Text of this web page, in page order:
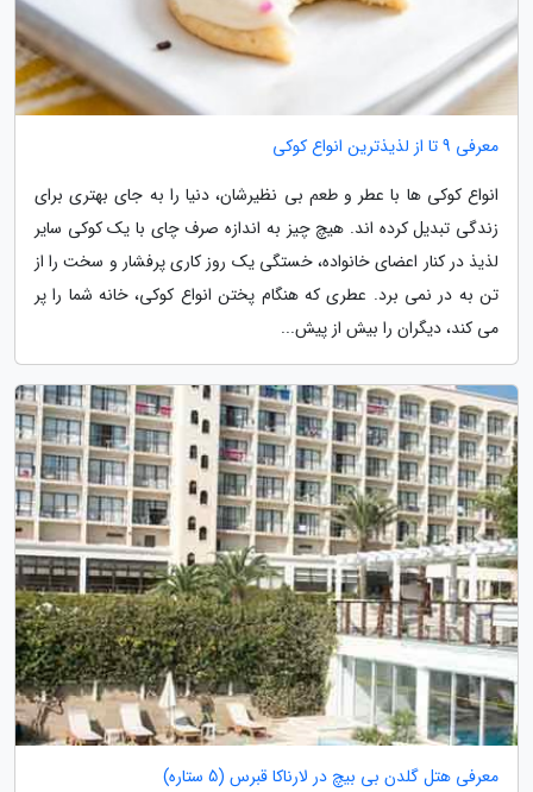
معرفی 9 تا از لذیذترین انواع کوکی
انواع کوکی ها با عطر و طعم بی نظیرشان، دنیا را به جای بهتری برای
زندگی تبدیل کرده اند. هیچ چیز به اندازه صرف چای با یک کوکی سایر
لذیذ در کنار اعضای خانواده، خستگی یک روز کاری پرفشار و سخت را از
تن به در نمی برد. عطری که هنگام پختن انواع کوکی، خانه شما را پر
می کند، دیگران را بیش از پیش...
معرفی هتل گلدن بی بیچ در لارناکا قبرس (5 ستاره)